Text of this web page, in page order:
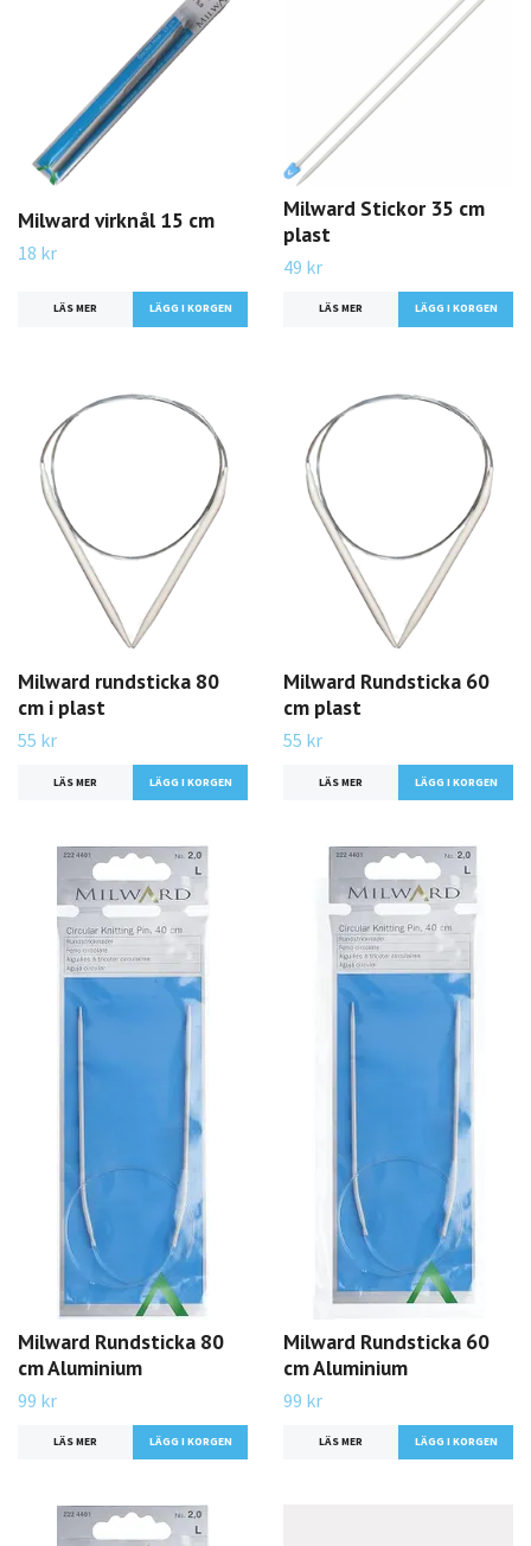
Milward virknål 15 cm
18 kr
LÄS MER LÄGG I KORGEN
Milward Stickor 35 cm
plast
49 kr
LÄS MER LÄGG I KORGEN
Milward rundsticka 80
cm i plast
55 kr
LÄS MER LÄGG I KORGEN
Milward Rundsticka 60
cm plast
55 kr
LÄS MER LÄGG I KORGEN
Milward Rundsticka 80
cm Aluminium
99 kr
LÄS MER LÄGG I KORGEN
Milward Rundsticka 60
cm Aluminium
99 kr
LÄS MER LÄGG I KORGEN